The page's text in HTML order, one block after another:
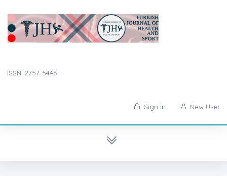
ISSN: 2757-5446
Sign in New User